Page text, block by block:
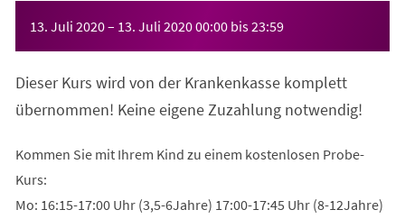
13. Juli 2020– 13. Juli 202000:00 bis23:59
Dieser Kurs wird von der Krankenkasse komplett
übernommen! Keine eigene Zuzahlung notwendig!
Kommen Sie mit Ihrem Kind zu einem kostenlosen Probe-
Kurs:
Mo: 16:15-17:00 Uhr (3,5-6Jahre) 17:00-17:45 Uhr (8-12Jahre)